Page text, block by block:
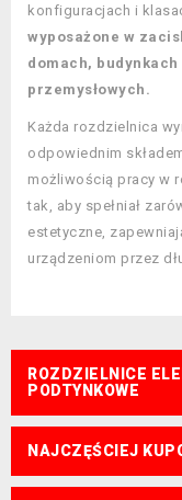
konfiguracjach i
wyposażone w
domach,
przemysłowych.
Każda rozdzielnica
odpowiednim
możliwością pracy w
tak, aby spełniał
estetyczne,
urządzeniom przez
ROZDZIELNICE
PODTYNKOWE
NAJCZĘŚCIEJ